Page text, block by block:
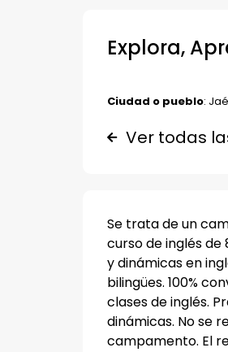
Explora,
Ciudad o pueblo:
Ver todas
Se trata de un
curso de inglés de
y dinámicas en
bilingües. 100%
clases de inglés.
dinámicas. No se
campamento. ­El